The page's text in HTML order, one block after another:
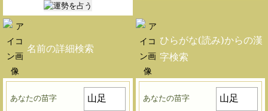
名前の詳細検索
あなたの苗字
ひらがな(読み)からの漢
字検索
あなたの苗字